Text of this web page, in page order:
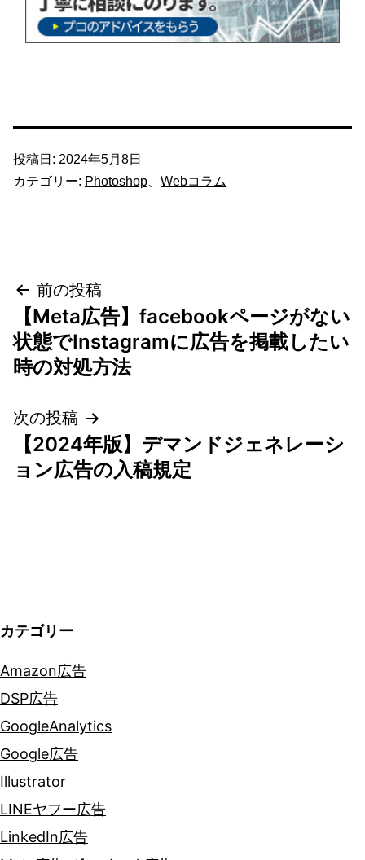
投稿日: 2024年5月8日
カテゴリー: Photoshop Webコラム
投
稿
ナ
ビ
ゲ
ー
前の投稿
【Meta広告】facebookページがない
状態でInstagramに広告を掲載したい
時の対処方法
次の投稿
【2024年版】デマンドジェネレーシ
ョン広告の入稿規定
カテゴリー
Amazon広告
DSP広告
GoogleAnalytics
Google広告
Illustrator
LINEヤフー広告
LinkedIn広告